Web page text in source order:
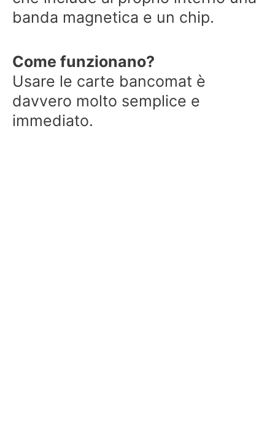
banda magnetica e un chip.
Come funzionano?
Usare le carte bancomat è
davvero molto semplice e
immediato.